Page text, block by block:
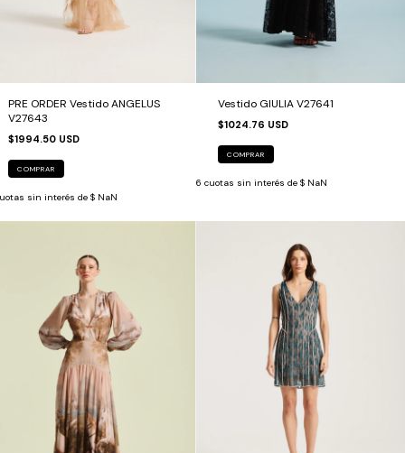
PRE ORDER Vestido ANGELUS
V27643
$1994.50 USD
COMPRAR
sin interés de $ NaN
Vestido GIULIA V27641
$1024.76 USD
COMPRAR
6 cuotas sin interés de $ NaN